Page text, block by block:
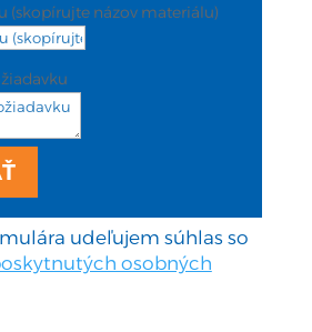
(skopírujte názov materiálu)
udeľujem súhlas so
osobných